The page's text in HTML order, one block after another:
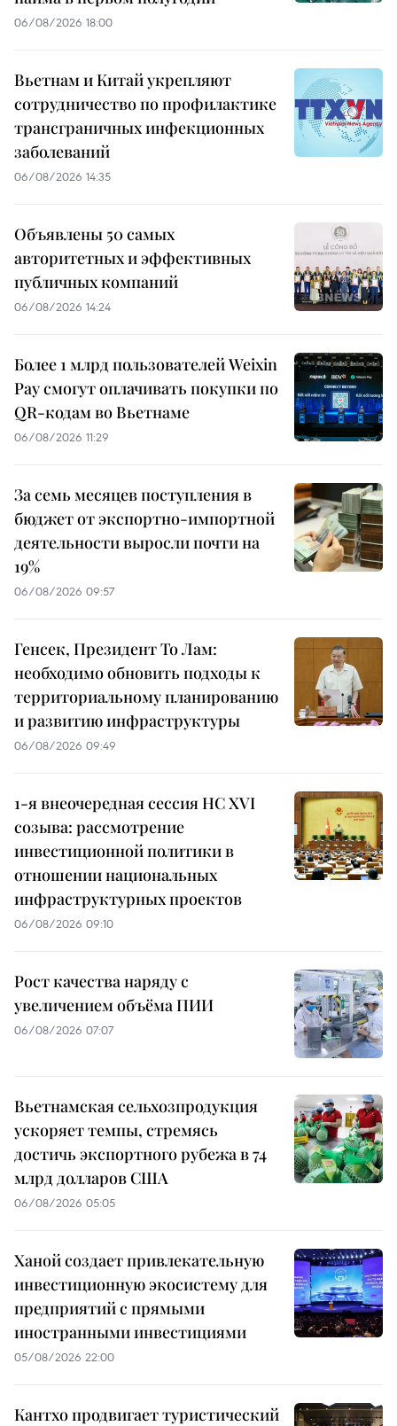
06/08/2026 18:00
Вьетнам и Китай укрепляют
сотрудничество по профилактике
трансграничных инфекционных
заболеваний
06/08/2026 14:35
Объявлены 50 самых
авторитетных и эффективных
публичных компаний
06/08/2026 14:24
Более 1 млрд пользователей Weixin
Pay смогут оплачивать покупки по
QR-кодам во Вьетнаме
06/08/2026 11:29
За семь месяцев поступления в
бюджет от экспортно-импортной
деятельности выросли почти на
19%
06/08/2026 09:57
Генсек, Президент То Лам:
необходимо обновить подходы к
территориальному планированию
и развитию инфраструктуры
06/08/2026 09:49
1-я внеочередная сессия НС XVI
созыва: рассмотрение
инвестиционной политики в
отношении национальных
инфраструктурных проектов
06/08/2026 09:10
Рост качества наряду с
увеличением объёма ПИИ
06/08/2026 07:07
Вьетнамская сельхозпродукция
ускоряет темпы, стремясь
достичь экспортного рубежа в 74
млрд долларов США
06/08/2026 05:05
Ханой создает привлекательную
инвестиционную экосистему для
предприятий с прямыми
иностранными инвестициями
05/08/2026 22:00
Кантхо продвигает туристический